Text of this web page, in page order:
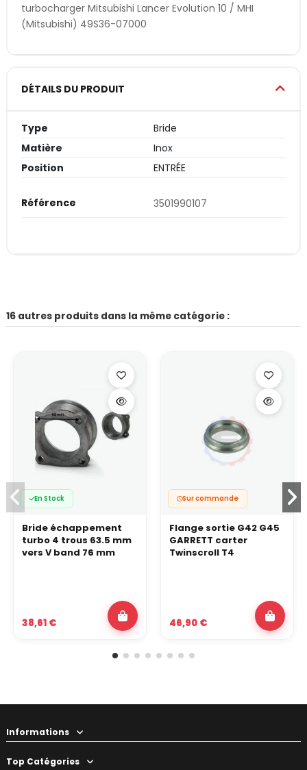
turbocharger Mitsubishi Lancer Evolution 10 / MHI
(Mitsubishi) 49S36-07000
DÉTAILS DU PRODUIT
Type
Bride
Matière
Inox
Position
ENTRÉE
Référence 3501990107
16 autres produits dans la même catégorie :
En Stock
Bride échappement
turbo 4 trous 63.5 mm
vers V band 76 mm
38,61 €
Sur commande
Flange sortie G42 G45
GARRETT carter
Twinscroll T4
46,90 €
Informations
Top Catégories